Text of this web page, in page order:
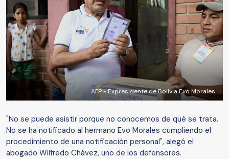
AFP - Expresidente de Bolivia Evo Morales
"No se puede asistir porque no conocemos de qué se trata.
No se ha notificado al hermano Evo Morales cumpliendo el
procedimiento de una notificación personal", alegó el
abogado Wilfredo Chávez, uno de los defensores.